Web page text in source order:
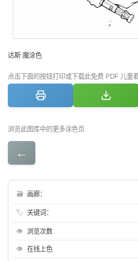
达斯·魔涂色
点击下面的按钮打印或下载此免费 PDF 儿童
浏览此图库中的更多涂色页
←
🗃 画廊：
🏷 关键词：
👁 浏览次数
👁 在线上色